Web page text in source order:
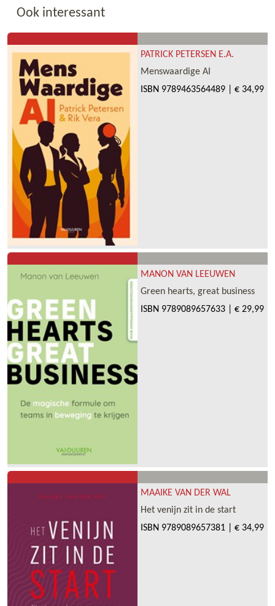
Ook interessant
PATRICK PETERSEN E.A.
Menswaardige AI
ISBN 9789463564489 € 34,99
MANON VAN LEEUWEN
Green hearts, great business
ISBN 9789089657633 € 29,99
MAAIKE VAN DER WAL
Het venijn zit in de start
ISBN 9789089657381 € 34,99